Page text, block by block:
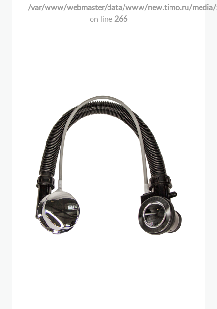
/var/www/webmaster/data/www/new.timo.ru/media/
on line 266